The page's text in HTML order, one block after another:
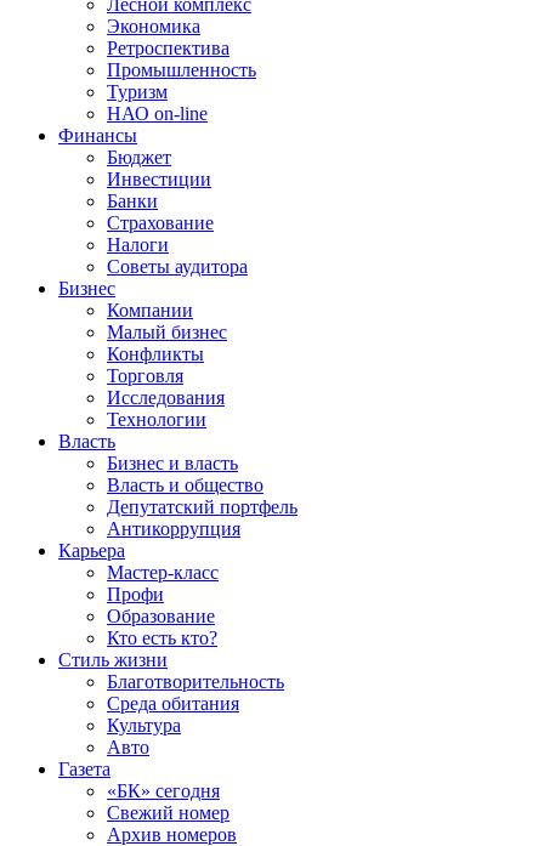
Лесной комплекс
Экономика
Ретроспектива
Промышленность
Туризм
НАО on-line
Финансы
Бюджет
Инвестиции
Банки
Страхование
Налоги
Советы аудитора
Бизнес
Компании
Малый бизнес
Конфликты
Торговля
Исследования
Технологии
Власть
Бизнес и власть
Власть и общество
Депутатский портфель
Антикоррупция
Карьера
Мастер-класс
Профи
Образование
Кто есть кто?
Стиль жизни
Благотворительность
Среда обитания
Культура
Авто
Газета
«БК» сегодня
Свежий номер
Архив номеров